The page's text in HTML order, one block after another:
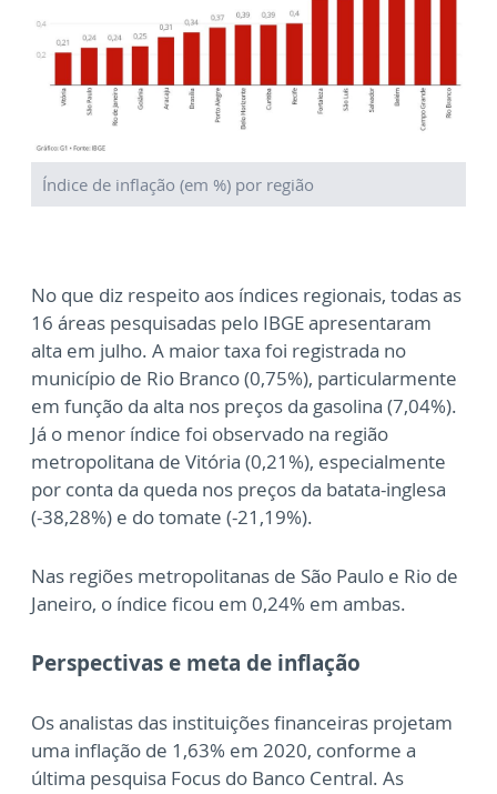
Índice de inflação (em %) por região
No que diz respeito aos índices regionais, todas as
16 áreas pesquisadas pelo IBGE apresentaram
alta em julho. A maior taxa foi registrada no
município de Rio Branco (0,75%), particularmente
em função da alta nos preços da gasolina (7,04%).
Já o menor índice foi observado na região
metropolitana de Vitória (0,21%), especialmente
por conta da queda nos preços da batata-inglesa
(-38,28%) e do tomate (-21,19%).
Nas regiões metropolitanas de São Paulo e Rio de
Janeiro, o índice ficou em 0,24% em ambas.
Perspectivas e meta de inflação
Os analistas das instituições financeiras projetam
uma inflação de 1,63% em 2020, conforme a
última pesquisa Focus do Banco Central. As